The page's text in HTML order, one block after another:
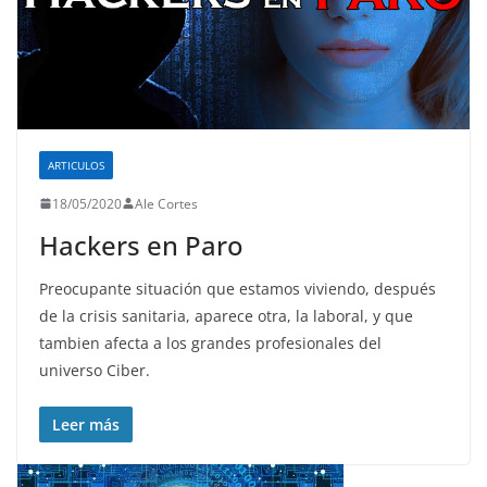
ARTICULOS
18/05/2020 Ale Cortes
Hackers en Paro
Preocupante situación que estamos viviendo, después
de la crisis sanitaria, aparece otra, la laboral, y que
tambien afecta a los grandes profesionales del
universo Ciber.
Leer más